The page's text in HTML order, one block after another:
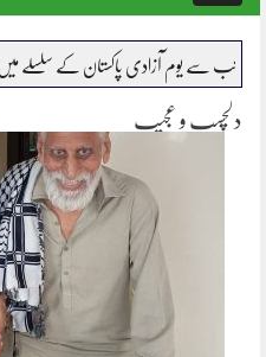
کے سلسلے میں 9 سے 14 اگست تک
دلچسپ و عجیب